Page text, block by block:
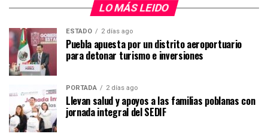
LO MÁS LEIDO
ESTADO 2 días ago
Puebla apuesta por un distrito aeroportuario
para detonar turismo e inversiones
PORTADA 2 días ago
Llevan salud y apoyos a las familias poblanas con
jornada integral del SEDIF